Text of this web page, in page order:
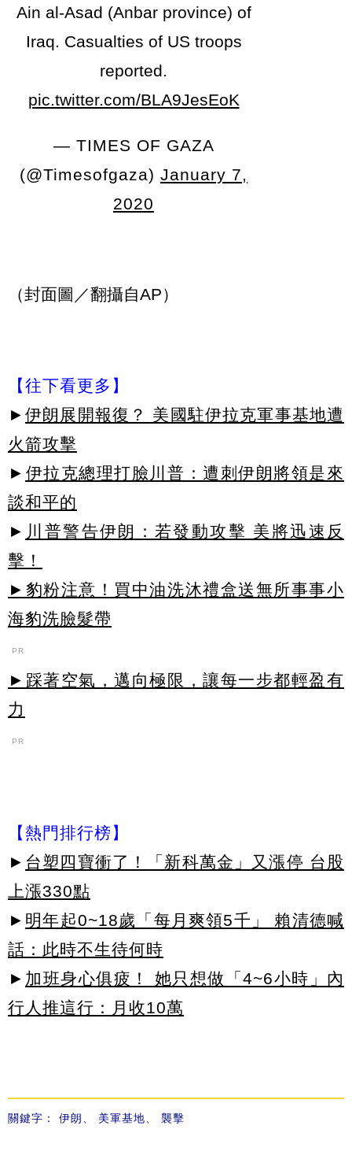
Ain al-Asad (Anbar province) of
Iraq. Casualties of US troops
reported.
pic.twitter.com/BLA9JesEoK
— TIMES OF GAZA
(@Timesofgaza) January 7,
2020
（封面圖／翻攝自AP）
【往下看更多】
► 伊朗展開報復？ 美國駐伊拉克軍事基地遭
火箭攻擊
► 伊拉克總理打臉川普：遭刺伊朗將領是來
談和平的
► 川普警告伊朗：若發動攻擊 美將迅速反
擊！
►豹粉注意！買中油洗沐禮盒送無所事事小
海豹洗臉髮帶
PR
►踩著空氣，邁向極限，讓每一步都輕盈有
力
PR
【熱門排行榜】
► 台塑四寶衝了！「新科萬金」又漲停 台股
上漲330點
► 明年起0~18歲「每月爽領5千」 賴清德喊
話：此時不生待何時
► 加班身心俱疲！ 她只想做「4~6小時」內
行人推這行：月收10萬
關鍵字： 伊朗 美軍基地 襲擊